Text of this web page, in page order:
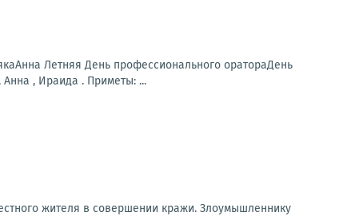
Летняя День профессионального оратораДень
, Ираида . Приметы: ...
жителя в совершении кражи. Злоумышленнику